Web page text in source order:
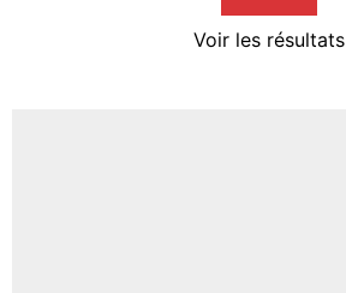
Voir les résultats